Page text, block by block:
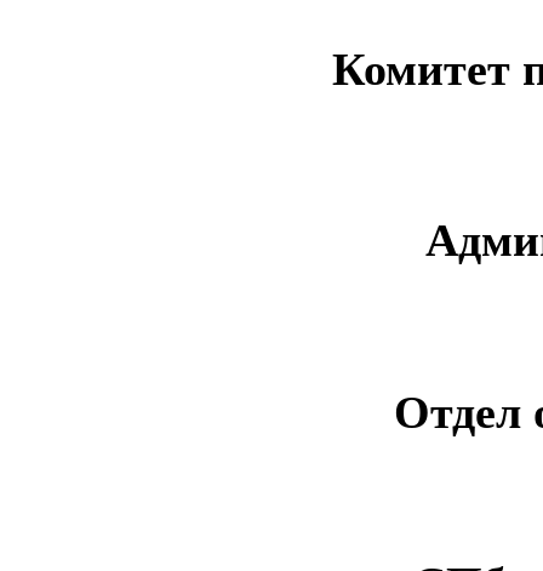
Комитет
Отдел